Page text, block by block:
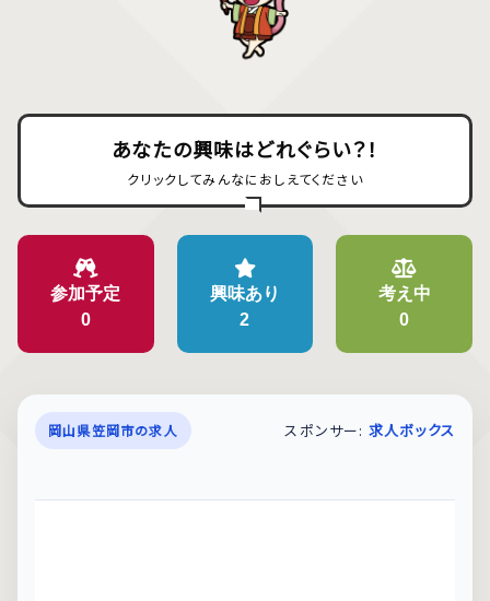
あなたの興味はどれぐらい？！
クリックしてみんなにおしえてください
参加予定
0
興味あり
2
考え中
0
岡山県笠岡市の求人 スポンサー: 求人ボックス